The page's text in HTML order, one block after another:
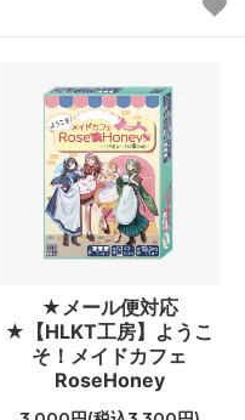
★メール便対応
★【HLKT工房】ようこ
そ！メイドカフェ
RoseHoney